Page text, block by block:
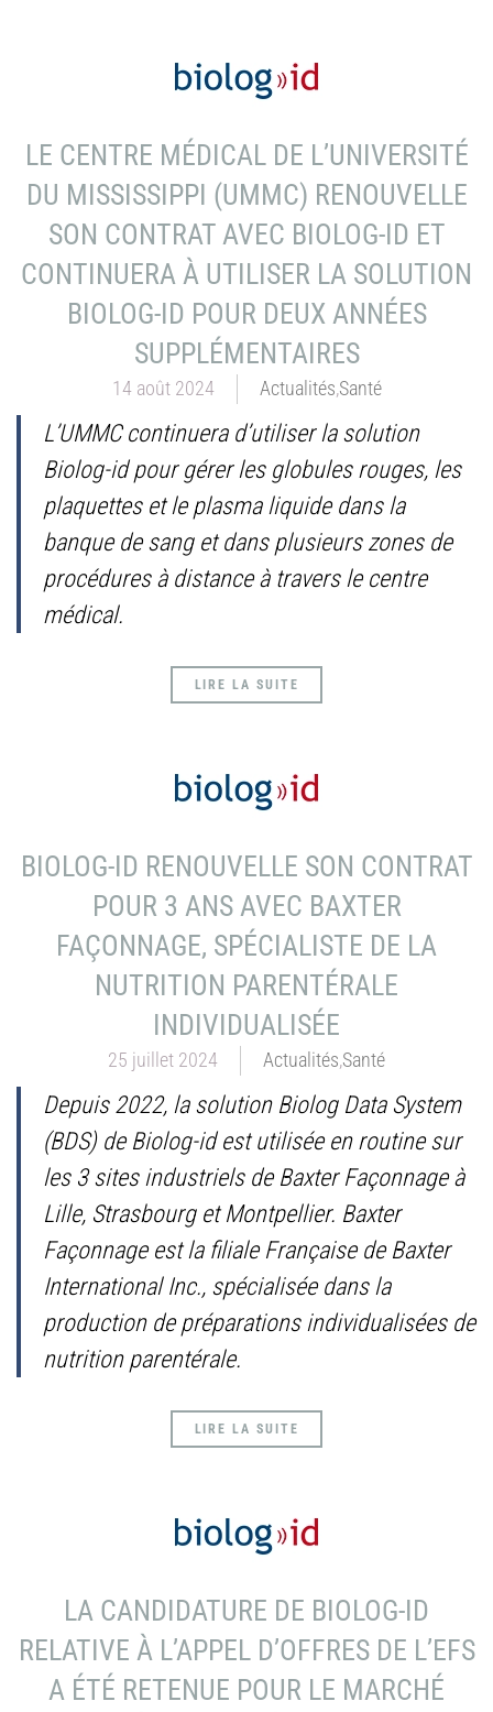
LE CENTRE MÉDICAL DE L’UNIVERSITÉ
DU MISSISSIPPI (UMMC) RENOUVELLE
SON CONTRAT AVEC BIOLOG-ID ET
CONTINUERA À UTILISER LA SOLUTION
BIOLOG-ID POUR DEUX ANNÉES
SUPPLÉMENTAIRES
14 août 2024 Actualités,Santé
L’UMMC continuera d’utiliser la solution
Biolog-id pour gérer les globules rouges, les
plaquettes et le plasma liquide dans la
banque de sang et dans plusieurs zones de
procédures à distance à travers le centre
médical.
LIRE LA SUITE
BIOLOG-ID RENOUVELLE SON CONTRAT
POUR 3 ANS AVEC BAXTER
FAÇONNAGE, SPÉCIALISTE DE LA
NUTRITION PARENTÉRALE
INDIVIDUALISÉE
25 juillet 2024 Actualités,Santé
Depuis 2022, la solution Biolog Data System
(BDS) de Biolog-id est utilisée en routine sur
les 3 sites industriels de Baxter Façonnage à
Lille, Strasbourg et Montpellier. Baxter
Façonnage est la filiale Française de Baxter
International Inc., spécialisée dans la
production de préparations individualisées de
nutrition parentérale.
LIRE LA SUITE
LA CANDIDATURE DE BIOLOG-ID
RELATIVE À L’APPEL D’OFFRES DE L’EFS
A ÉTÉ RETENUE POUR LE MARCHÉ